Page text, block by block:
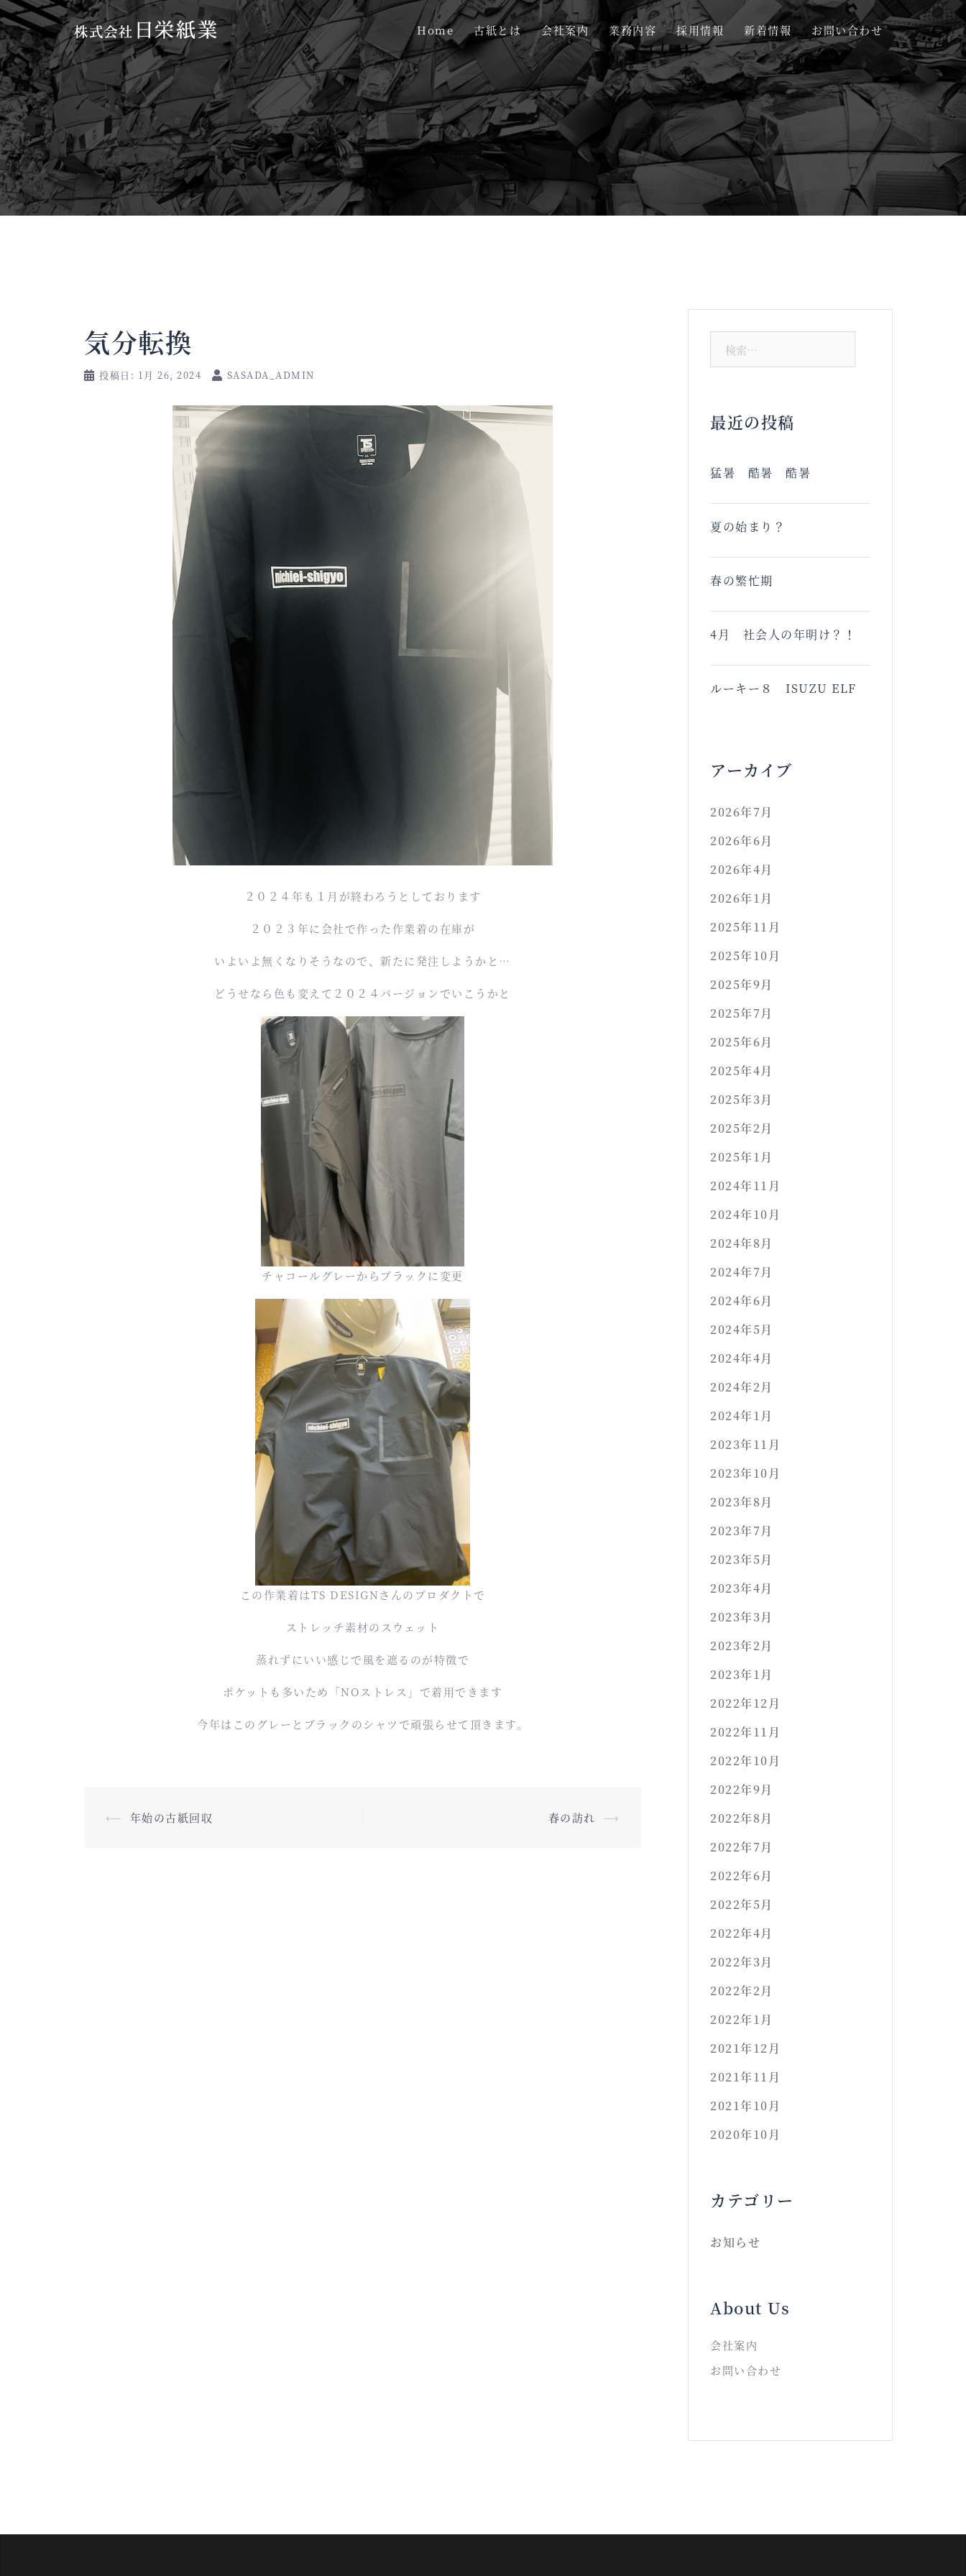
コ
ン
テ
ン
ツ
へ
ス
キ
ッ
プ
Home 古紙とは 会社案内 業務内容 採用情報 新着情報 お問い合わせ
気分転換
投稿日: 1月 26, 2024 SASADA_ADMIN
２０２４年も１月が終わろうとしております
２０２３年に会社で作った作業着の在庫が
いよいよ無くなりそうなので、新たに発注しようかと…
どうせなら色も変えて２０２４バージョンでいこうかと
チャコールグレーからブラックに変更
この作業着はTS DESIGNさんのプロダクトで
ストレッチ素材のスウェット
蒸れずにいい感じで風を遮るのが特徴で
ポケットも多いため「NOストレス」で着用できます
今年はこのグレーとブラックのシャツで頑張らせて頂きます。
⟵ 年始の古紙回収 春の訪れ ⟶
最近の投稿
猛暑 酷暑 酷暑
夏の始まり？
春の繁忙期
4月 社会人の年明け？！
ルーキー８ ISUZU ELF
アーカイブ
2026年7月
2026年6月
2026年4月
2026年1月
2025年11月
2025年10月
2025年9月
2025年7月
2025年6月
2025年4月
2025年3月
2025年2月
2025年1月
2024年11月
2024年10月
2024年8月
2024年7月
2024年6月
2024年5月
2024年4月
2024年2月
2024年1月
2023年11月
2023年10月
2023年8月
2023年7月
2023年5月
2023年4月
2023年3月
2023年2月
2023年1月
2022年12月
2022年11月
2022年10月
2022年9月
2022年8月
2022年7月
2022年6月
2022年5月
2022年4月
2022年3月
2022年2月
2022年1月
2021年12月
2021年11月
2021年10月
2020年10月
カテゴリー
お知らせ
About Us
会社案内
お問い合わせ